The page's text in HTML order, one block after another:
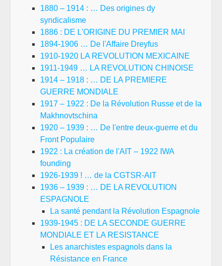
1880 – 1914 : … Des origines dy
syndicalisme
1886 : DE L'ORIGINE DU PREMIER MAI
1894-1906 … De l'Affaire Dreyfus
1910-1920 LA REVOLUTION MEXICAINE
1911-1949 … LA REVOLUTION CHINOISE
1914 – 1918 : … DE LA PREMIERE
GUERRE MONDIALE
1917 – 1922 : De la Révolution Russe et de la
Makhnovtschina
1920 – 1939 : … De l'entre deux-guerre et du
Front Populaire
1922 : La création de l'AIT – 1922 IWA
founding
1926-1939 ! … de la CGTSR-AIT
1936 – 1939 : … DE LA REVOLUTION
ESPAGNOLE
La santé pendant la Révolution Espagnole
1939-1945 : DE LA SECONDE GUERRE
MONDIALE ET LA RESISTANCE
Les anarchistes espagnols dans la
Résistance en France